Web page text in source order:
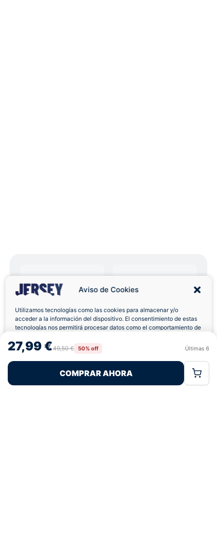
Aviso de Cookies
Utilizamos tecnologías como las cookies para almacenar y/o
acceder a la información del dispositivo. El consentimiento de estas
tecnologías nos permitirá procesar datos como el comportamiento de
retirar el consentimiento, puede afectar negativamente a ciertas
características y funciones.
Rechazar
Política de CookiesPolítica de Privacidad
27,99 €49,50 € 50% off Últimas 6
COMPRAR AHORA